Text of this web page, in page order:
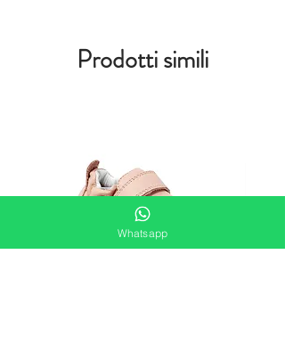
Prodotti simili
Whatsapp